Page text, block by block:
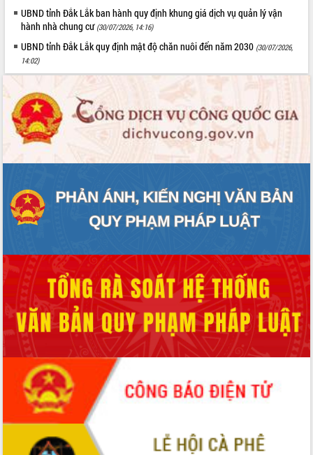
UBND tỉnh Đắk Lắk ban hành quy định khung giá dịch vụ quản lý vận
hành nhà chung cư (30/07/2026, 14:16)
UBND tỉnh Đắk Lắk quy định mật độ chăn nuôi đến năm 2030 (30/07/2026,
14:02)